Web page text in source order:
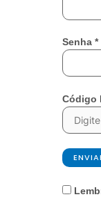
Senha *
Código